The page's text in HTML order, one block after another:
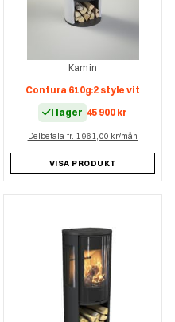
Kamin
Contura 610g:2 style vit
I lager 45 900 kr
Delbetala fr. 1 961,00 kr/mån
VISA PRODUKT